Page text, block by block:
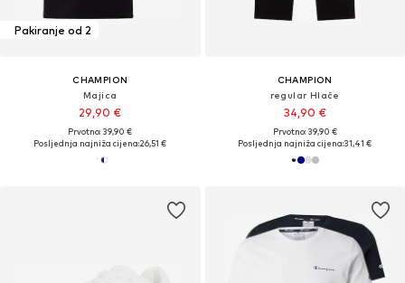
Pakiranje od 2
CHAMPION
Majica
29,90 €
Prvotno: 39,90 €
Posljednja najniža cijena:26,51 €
CHAMPION
regular Hlače
34,90 €
Prvotno: 39,90 €
Posljednja najniža cijena:31,41 €